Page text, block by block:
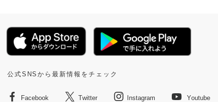
公式SNSから最新情報をチェック
Facebook Twitter Instagram Youtube